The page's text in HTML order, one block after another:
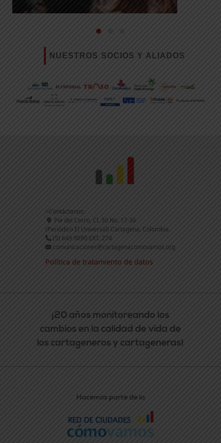
NUESTROS SOCIOS Y ALIADOS
>Contáctanos:
Pie del Cerro, Cl. 30 No. 17-36
(Periódico El Universal) Cartagena, Colombia.
(5) 649 9090 EXT. 274
comunicaciones@cartagenacomovamos.org
Política de tratamiento de datos
¡20 años monitoreando los
cambios en la calidad de vida de
los cartageneros y cartageneras!
Hacemos parte de la